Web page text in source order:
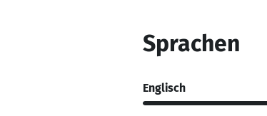
Sprachen
Englisch